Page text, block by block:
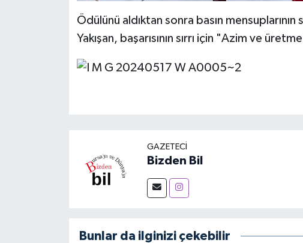
Ödülünü aldıktan sonra basın mensuplarının
Yakışan, başarısının sırrı için "Azim ve
GAZETECI
Bizden Bil
Bunlar da ilginizi çekebilir